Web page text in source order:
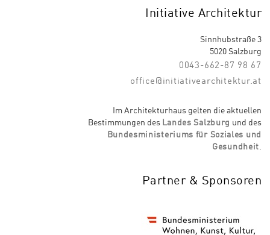
Initiative Architektur
Sinnhubstraße 3
5020 Salzburg
0043-662-87 98 67
office@initiativearchitektur.at
Im Architekturhaus gelten die aktuellen
Bestimmungen des Landes Salzburg und des
Bundesministeriums für Soziales und
Gesundheit.
Partner & Sponsoren